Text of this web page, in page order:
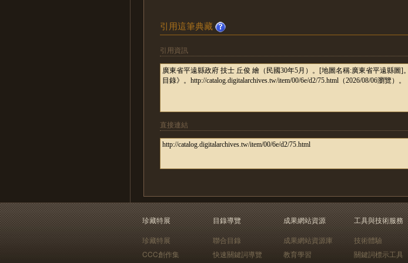
引用這筆典藏
引用資訊
直接連結
珍藏特展
珍藏特展
CCC創作集
目錄導覽
聯合目錄
快速關鍵詞導覽
成果網站資源
成果網站資源庫
教育學習
工具與技術服務
技術體驗
關鍵詞標示工具